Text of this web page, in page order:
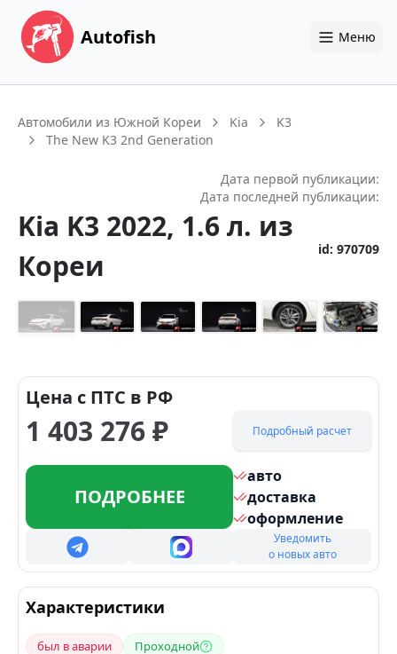
Autofish Меню
Автомобили из Южной Кореи Kia
K3
The New K3 2nd Generation
Дата первой публикации:
Дата последней публикации:
Kia K3 2022, 1.6 л. из
Кореи
id: 970709
Цена с ПТС в РФ
1 403 276₽ Подробный расчет
ПОДРОБНЕЕ
авто
доставка
оформление
Уведомить
о новых авто
Характеристики
был в аварии Проходной